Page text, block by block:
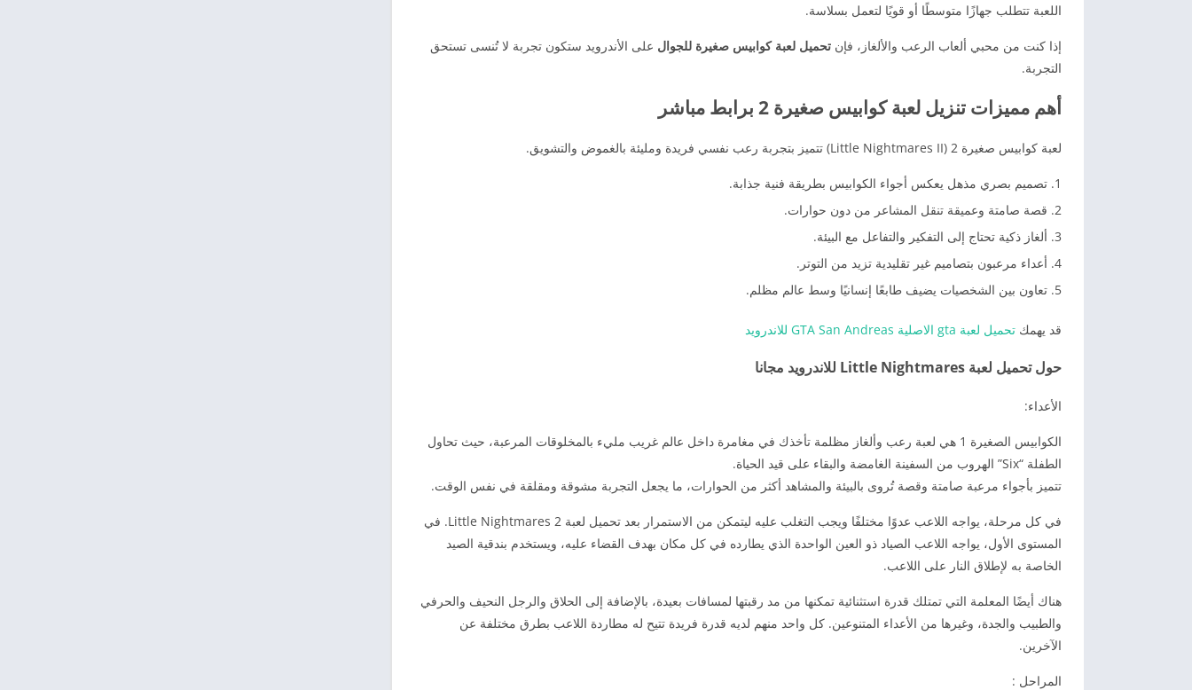
اللعبة تتطلب جهازًا متوسطًا أو قويًا لتعمل بسلاسة.
إذا كنت من محبي ألعاب الرعب والألغاز، فإن تحميل لعبة كوابيس صغيرة للجوال على الأندرويد ستكون تجربة لا تُنسى تستحق
التجربة.
أهم مميزات تنزيل لعبة كوابيس صغيرة 2 برابط مباشر
لعبة كوابيس صغيرة 2 (Little Nightmares II) تتميز بتجربة رعب نفسي فريدة ومليئة بالغموض والتشويق.
تصميم بصري مذهل يعكس أجواء الكوابيس بطريقة فنية جذابة.
قصة صامتة وعميقة تنقل المشاعر من دون حوارات.
ألغاز ذكية تحتاج إلى التفكير والتفاعل مع البيئة.
أعداء مرعبون بتصاميم غير تقليدية تزيد من التوتر.
تعاون بين الشخصيات يضيف طابعًا إنسانيًا وسط عالم مظلم.
قد يهمك تحميل لعبة gta الاصلية GTA San Andreas للاندرويد
حول تحميل لعبة Little Nightmares للاندرويد مجانا
الأعداء:
الكوابيس الصغيرة 1 هي لعبة رعب وألغاز مظلمة تأخذك في مغامرة داخل عالم غريب مليء بالمخلوقات المرعبة، حيث تحاول
الطفلة “Six” الهروب من السفينة الغامضة والبقاء على قيد الحياة.
تتميز بأجواء مرعبة صامتة وقصة تُروى بالبيئة والمشاهد أكثر من الحوارات، ما يجعل التجربة مشوقة ومقلقة في نفس الوقت.
في كل مرحلة، يواجه اللاعب عدوًا مختلفًا ويجب التغلب عليه ليتمكن من الاستمرار بعد تحميل لعبة Little Nightmares 2. في
المستوى الأول، يواجه اللاعب الصياد ذو العين الواحدة الذي يطارده في كل مكان بهدف القضاء عليه، ويستخدم بندقية الصيد
الخاصة به لإطلاق النار على اللاعب.
هناك أيضًا المعلمة التي تمتلك قدرة استثنائية تمكنها من مد رقبتها لمسافات بعيدة، بالإضافة إلى الحلاق والرجل النحيف والحرفي
والطبيب والجدة، وغيرها من الأعداء المتنوعين. كل واحد منهم لديه قدرة فريدة تتيح له مطاردة اللاعب بطرق مختلفة عن
الآخرين.
المراحل :